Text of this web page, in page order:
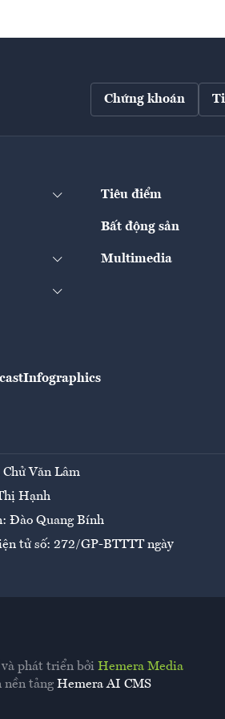
Chứng khoán
Tiêu điểm
Bất động sản
Multimedia
Infographics
Văn Lâm
Hạnh
Đào Quang Bính
tử số: 272/GP-BTTTT ngày
phát triển bởi Hemera Media
nền tảng Hemera AI CMS